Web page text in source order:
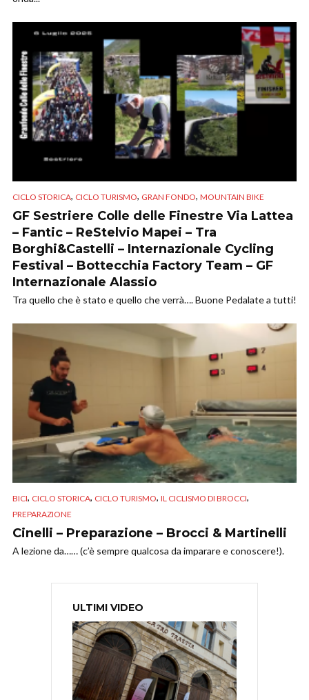
CICLO STORICA, CICLO TURISMO, GRAN FONDO, MOUNTAIN BIKE
GF Sestriere Colle delle Finestre Via Lattea
– Fantic – ReStelvio Mapei – Tra
Borghi&Castelli – Internazionale Cycling
Festival – Bottecchia Factory Team – GF
Internazionale Alassio
Tra quello che è stato e quello che verrà…. Buone Pedalate a tutti!
BICI, CICLO STORICA, CICLO TURISMO, IL CICLISMO DI BROCCI,
PREPARAZIONE
Cinelli – Preparazione – Brocci & Martinelli
A lezione da…… (c’è sempre qualcosa da imparare e conoscere!).
ULTIMI VIDEO